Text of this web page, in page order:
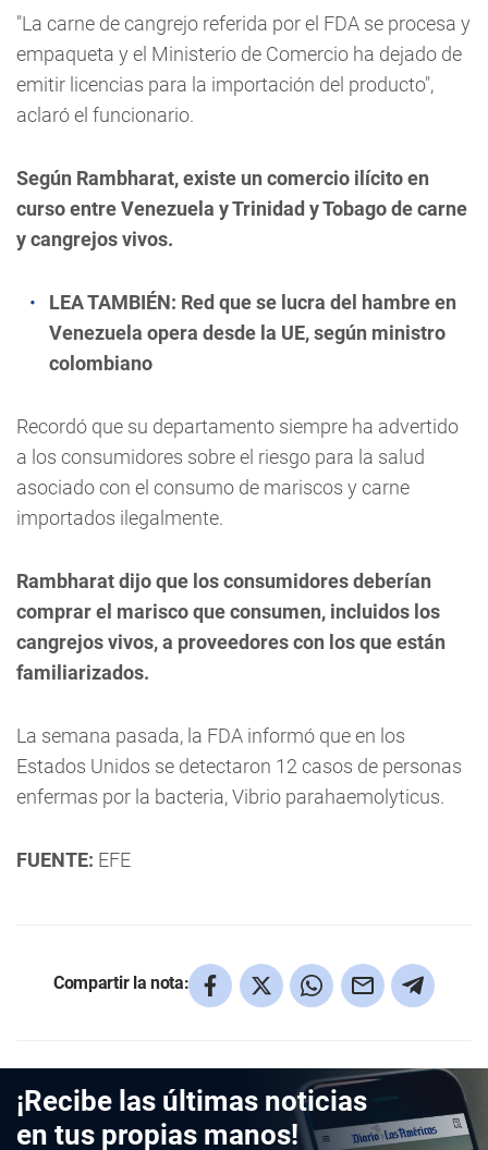
"La carne de cangrejo referida por el FDA se procesa y
empaqueta y el Ministerio de Comercio ha dejado de
emitir licencias para la importación del producto",
aclaró el funcionario.
Según Rambharat, existe un comercio ilícito en
curso entre Venezuela y Trinidad y Tobago de carne
y cangrejos vivos.
LEA TAMBIÉN: Red que se lucra del hambre en
Venezuela opera desde la UE, según ministro
colombiano
Recordó que su departamento siempre ha advertido
a los consumidores sobre el riesgo para la salud
asociado con el consumo de mariscos y carne
importados ilegalmente.
Rambharat dijo que los consumidores deberían
comprar el marisco que consumen, incluidos los
cangrejos vivos, a proveedores con los que están
familiarizados.
La semana pasada, la FDA informó que en los
Estados Unidos se detectaron 12 casos de personas
enfermas por la bacteria, Vibrio parahaemolyticus.
FUENTE: EFE
Compartir la nota:
¡Recibe las últimas noticias
en tus propias manos!